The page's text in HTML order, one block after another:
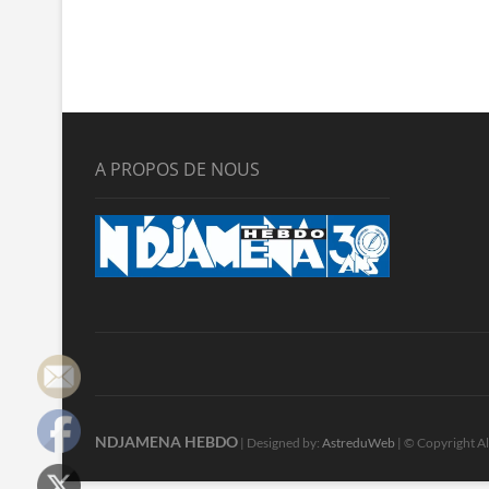
A PROPOS DE NOUS
NDJAMENA HEBDO | Designed by: AstreduWeb | © Copyright